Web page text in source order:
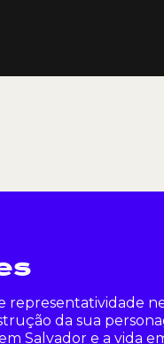
representatividade
da sua
Salvador e a vida